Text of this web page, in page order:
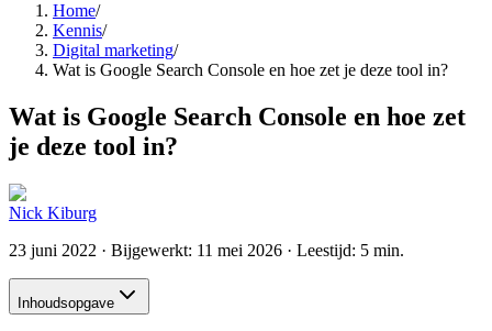
Home/
Kennis/
Digital marketing/
Wat is Google Search Console en hoe zet je deze tool in?
Wat is Google Search Console en hoe zet
je deze tool in?
Nick Kiburg
23 juni 2022 · Bijgewerkt: 11 mei 2026 · Leestijd: 5 min.
Inhoudsopgave